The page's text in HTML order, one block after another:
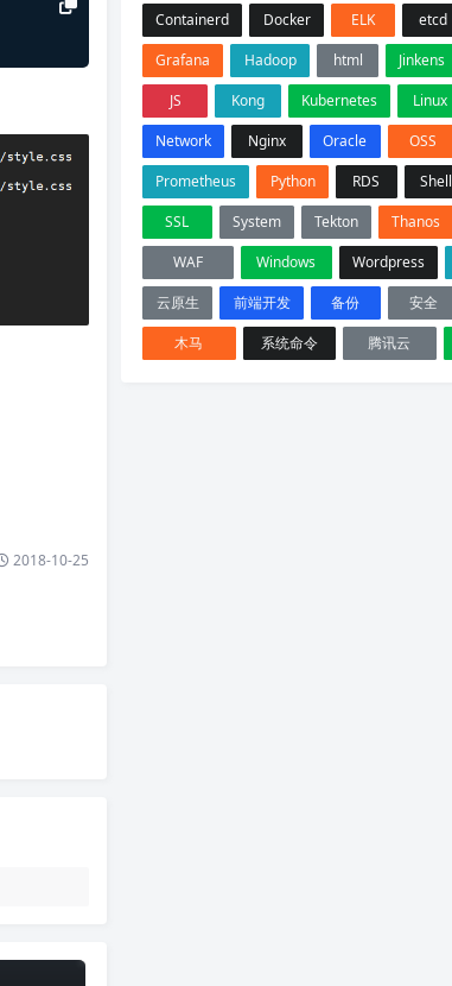
2018-10-25
Containerd
Docker ELK etcd
Grafana
Hadoop html Jinkens
JS
Kong Kubernetes Linux
Network
Nginx Oracle OSS
Prometheus
Python RDS Shell
SSL
System Tekton Thanos
WAF
Windows Wordpress
云原生
前端开发 备份 安全
木马
系统命令 腾讯云